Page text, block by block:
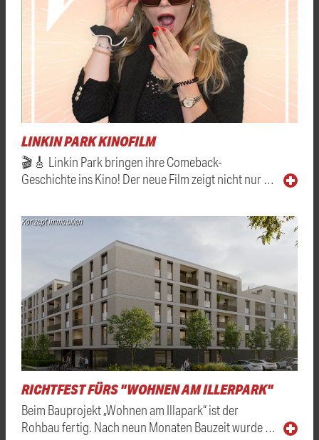
LINKIN PARK KINOFILM
🎬🎸 Linkin Park bringen ihre Comeback-
Geschichte ins Kino! Der neue Film zeigt nicht nur …
Konzept Immobilien
RICHTFEST FÜRS "WOHNEN AM ILLERPARK"
Beim Bauprojekt „Wohnen am Illapark“ ist der
Rohbau fertig. Nach neun Monaten Bauzeit wurde …